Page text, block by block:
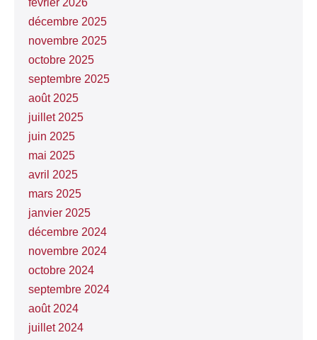
février 2026
décembre 2025
novembre 2025
octobre 2025
septembre 2025
août 2025
juillet 2025
juin 2025
mai 2025
avril 2025
mars 2025
janvier 2025
décembre 2024
novembre 2024
octobre 2024
septembre 2024
août 2024
juillet 2024